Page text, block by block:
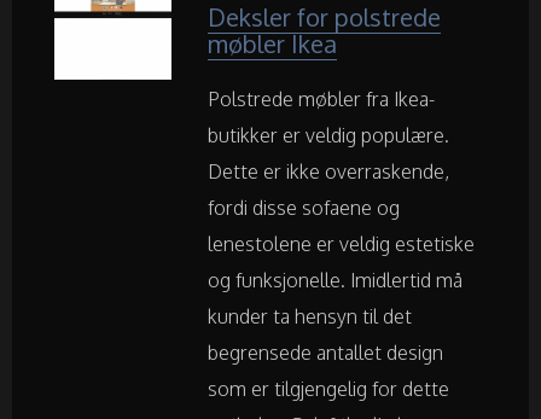
Serwis
Inne Usługi
Noclegi
Hotele i Noclegi
Podróże
Deksler for polstrede
møbler Ikea
Polstrede møbler fra Ikea-
butikker er veldig populære.
Dette er ikke overraskende,
fordi disse sofaene og
lenestolene er veldig estetiske
og funksjonelle. Imidlertid må
kunder ta hensyn til det
begrensede antallet design
som er tilgjengelig for dette